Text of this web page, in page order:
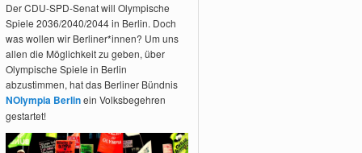
Der CDU-SPD-Senat will Olympische
Spiele 2036/2040/2044 in Berlin. Doch
was wollen wir Berliner*innen? Um uns
allen die Möglichkeit zu geben, über
Olympische Spiele in Berlin
abzustimmen, hat das Berliner Bündnis
NOlympia Berlinein Volksbegehren
gestartet!